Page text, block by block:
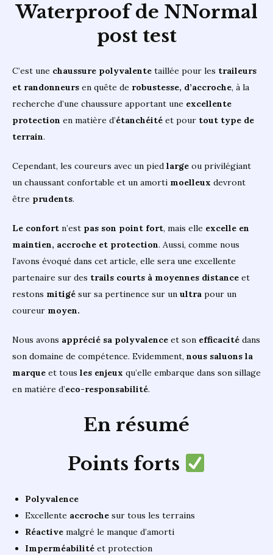
Waterproof de NNormal
post test
C’est une chaussure polyvalente taillée pour les traileurs
et randonneurs en quête de robustesse, d’accroche, à la
recherche d’une chaussure apportant une excellente
protection en matière d’étanchéité et pour tout type de
terrain.
Cependant, les coureurs avec un pied large ou privilégiant
un chaussant confortable et un amorti moelleux devront
être prudents.
Le confort n’est pas son point fort, mais elle excelle en
maintien, accroche et protection. Aussi, comme nous
l’avons évoqué dans cet article, elle sera une excellente
partenaire sur des trails courts à moyennes distance et
restons mitigé sur sa pertinence sur un ultra pour un
coureur moyen.
Nous avons apprécié sa polyvalence et son efficacité dans
son domaine de compétence. Evidemment, nous saluons la
marque et tous les enjeux qu’elle embarque dans son sillage
en matière d’eco-responsabilité.
En résumé
Points forts
Polyvalence
Excellente accroche sur tous les terrains
Réactive malgré le manque d’amorti
Imperméabilité et protection